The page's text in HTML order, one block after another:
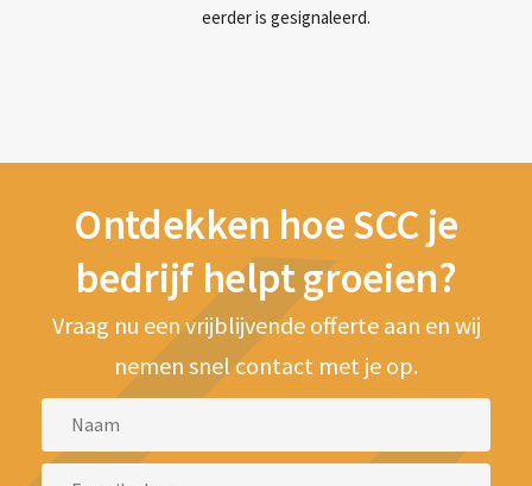
eerder is gesignaleerd.
Ontdekken hoe SCC je
bedrijf helpt groeien?
Vraag nu een vrijblijvende offerte aan en wij
nemen snel contact met je op.